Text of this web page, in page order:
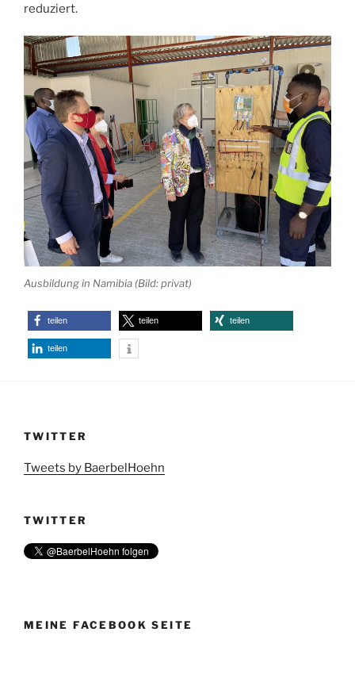
reduziert.
Ausbildung in Namibia (Bild: privat)
teilen teilen teilen
teilen
TWITTER
Tweets by BaerbelHoehn
TWITTER
MEINE FACEBOOK SEITE